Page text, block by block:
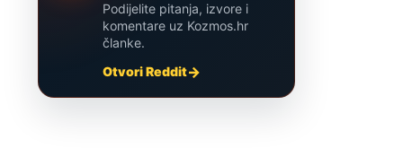
Podijelite pitanja, izvore i
komentare uz Kozmos.hr
članke.
Otvori Reddit